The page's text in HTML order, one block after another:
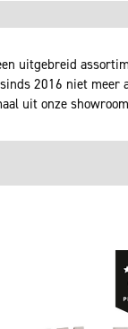
uitgebreid
2016 niet meer
uit onze